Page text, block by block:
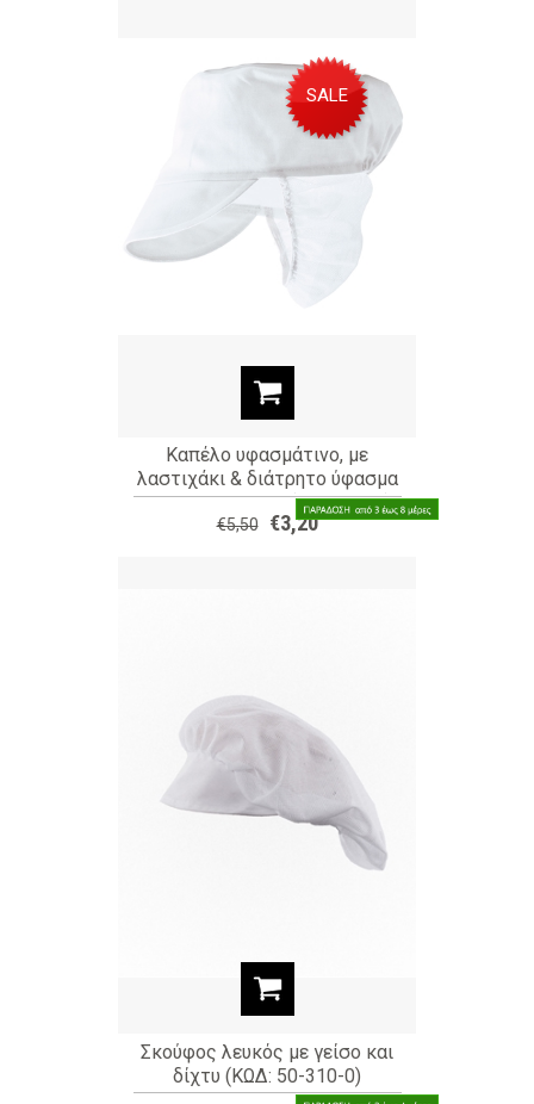
SALE
Καπέλο υφασμάτινο, με
λαστιχάκι & διάτρητο ύφασμα
στο πίσω μέρος (ΚΩΔ: S896)
€5,50 €3,20
Σκούφος λευκός με γείσο και
δίχτυ (ΚΩΔ: 50-310-0)